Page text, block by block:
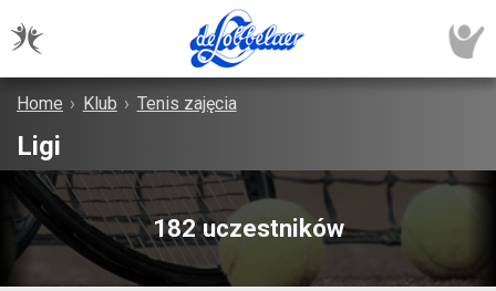
Home › Klub › Tenis zajęcia
Ligi
182 uczestników